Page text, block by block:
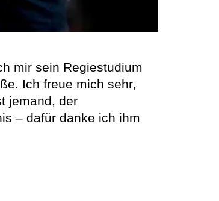
mir sein Regiestudium
Ich freue mich sehr,
jemand, der
– dafür danke ich ihm